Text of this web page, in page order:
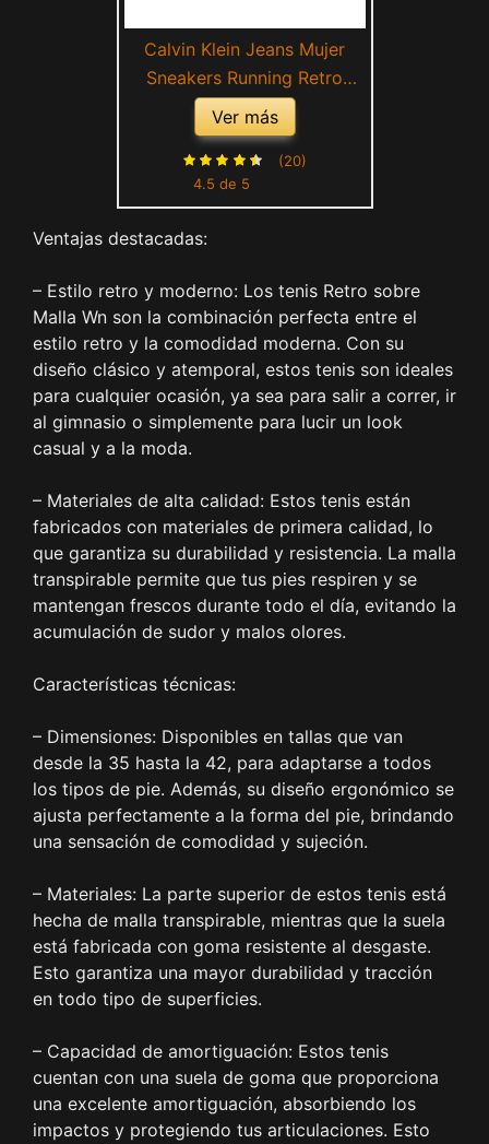
Calvin Klein Jeans Mujer
Sneakers Running Retro
Tennis Over Mesh Wn
Zapatillas Deportivas,
Blanco (White/Creamy
White), 37
Ver más
4.5 de 5
(20)
Ventajas destacadas:
– Estilo retro y moderno: Los tenis Retro sobre
Malla Wn son la combinación perfecta entre el
estilo retro y la comodidad moderna. Con su
diseño clásico y atemporal, estos tenis son ideales
para cualquier ocasión, ya sea para salir a correr, ir
al gimnasio o simplemente para lucir un look
casual y a la moda.
– Materiales de alta calidad: Estos tenis están
fabricados con materiales de primera calidad, lo
que garantiza su durabilidad y resistencia. La malla
transpirable permite que tus pies respiren y se
mantengan frescos durante todo el día, evitando la
acumulación de sudor y malos olores.
Características técnicas:
– Dimensiones: Disponibles en tallas que van
desde la 35 hasta la 42, para adaptarse a todos
los tipos de pie. Además, su diseño ergonómico se
ajusta perfectamente a la forma del pie, brindando
una sensación de comodidad y sujeción.
– Materiales: La parte superior de estos tenis está
hecha de malla transpirable, mientras que la suela
está fabricada con goma resistente al desgaste.
Esto garantiza una mayor durabilidad y tracción
en todo tipo de superficies.
– Capacidad de amortiguación: Estos tenis
cuentan con una suela de goma que proporciona
una excelente amortiguación, absorbiendo los
impactos y protegiendo tus articulaciones. Esto